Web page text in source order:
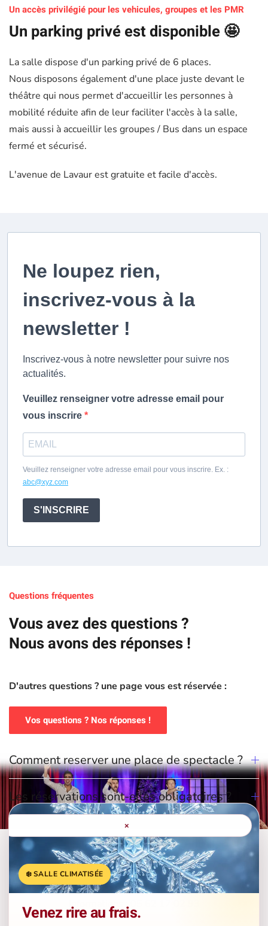
Un accès privilégié pour les vehicules, groupes et les PMR
Un parking privé est disponible 🤩
La salle dispose d'un parking privé de 6 places.
Nous disposons également d'une place juste devant le
théâtre qui nous permet d'accueillir les personnes à
mobilité réduite afin de leur faciliter l'accès à la salle,
mais aussi à accueillir les groupes / Bus dans un espace
fermé et sécurisé.
L'avenue de Lavaur est gratuite et facile d'accès.
Ne loupez rien,
inscrivez-vous à la
newsletter !
Inscrivez-vous à notre newsletter pour suivre nos
actualités.
Veuillez renseigner votre adresse email pour
vous inscrire
Veuillez renseigner votre adresse email pour vous inscrire. Ex. :
abc@xyz.com
S'INSCRIRE
Questions fréquentes
Vous avez des questions ?
Nous avons des réponses !
D'autres questions ? une page vous est réservée :
Vos questions ? Nos réponses !
Comment reserver une place de spectacle ?
Les réservations sont-elles obligatoires ?
La comédie de la Roseraie
156 Bis, Avenue de Lavaur - 31500 - Toulouse
Informations : 05 62 17 02 93
×
❄️ SALLE CLIMATISÉE
Venez rire au frais.